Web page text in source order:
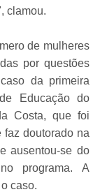
clamou.
de mulheres
por questões
da primeira
Educação do
Costa, que foi
faz doutorado na
ausentou-se do
programa. A
caso.